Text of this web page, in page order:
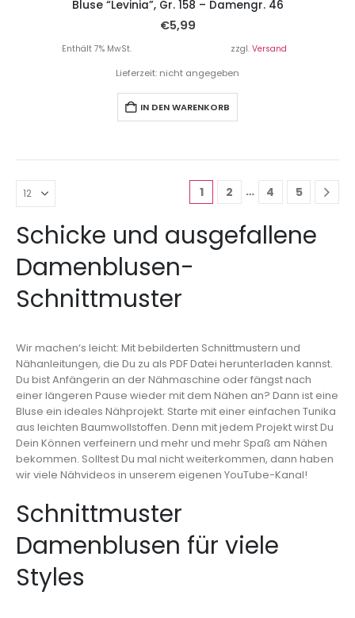
Bluse “Levinia”, Gr. 158 – Damengr. 46
€5,99
Enthält 7% MwSt. zzgl. Versand
Lieferzeit: nicht angegeben
IN DEN WARENKORB
1 2 … 4 5
Schicke und ausgefallene
Damenblusen-
Schnittmuster
Wir machen‘s leicht: Mit bebilderten Schnittmustern und
Nähanleitungen, die Du zu als PDF Datei herunterladen kannst.
Du bist Anfängerin an der Nähmaschine oder fängst nach
einer längeren Pause wieder mit dem Nähen an? Dann ist eine
Bluse ein ideales Nähprojekt. Starte mit einer einfachen Tunika
aus leichten Baumwollstoffen. Denn mit jedem Projekt wirst Du
Dein Können verfeinern und mehr und mehr Spaß am Nähen
bekommen. Solltest Du mal nicht weiterkommen, dann haben
wir viele Nähvideos in unserem eigenen YouTube-Kanal!
Schnittmuster
Damenblusen für viele
Styles